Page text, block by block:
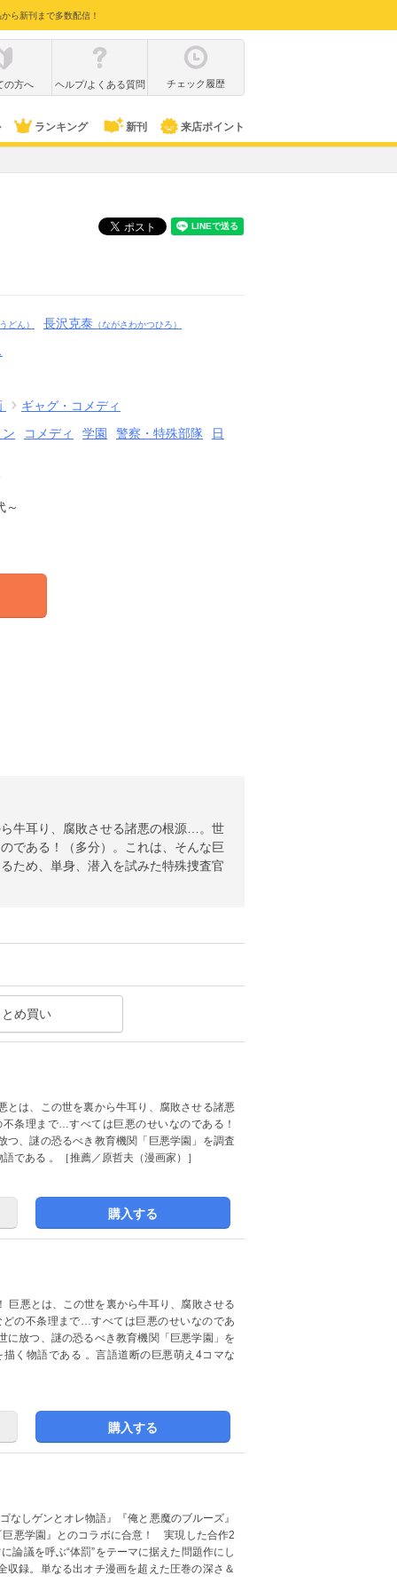
ら新刊まで多数配信！
の方へ ヘルプ/よくある質問 チェック履歴
ランキング 新刊 来店ポイント
どん） 長沢克泰 （ながさわかつひろ）
ギャグ・コメディ
コメディ 学園 警察・特殊部隊 日
～
牛耳り、腐敗させる諸悪の根源…。世
である！（多分）。これは、そんな巨
ため、単身、潜入を試みた特殊捜査官
め買い
は、この世を裏から牛耳り、腐敗させる諸悪
条理まで…すべては巨悪のせいなのである！
つ、謎の恐るべき教育機関「巨悪学園」を調査
である 。［推薦／原哲夫（漫画家）］
購入する
巨悪とは、この世を裏から牛耳り、腐敗させる
の不条理まで…すべては巨悪のせいなのであ
に放つ、謎の恐るべき教育機関「巨悪学園」を
く物語である 。言語道断の巨悪萌え4コマな
購入する
しゲンとオレ物語』『俺と悪魔のブルーズ』
巨悪学園』とのコラボに合意！ 実現した合作2
論議を呼ぶ“体罰”をテーマに据えた問題作にし
録。単なる出オチ漫画を超えた圧巻の深さ＆